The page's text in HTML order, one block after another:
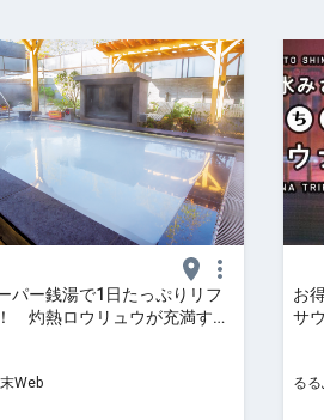
パー銭湯で1日たっぷりリフ
灼熱ロウリュウが充満する
Web
お
サ
ナ
る